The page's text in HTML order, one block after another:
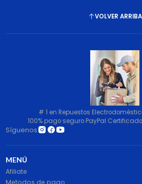
VOLVER ARRIBA
# 1 en Repuestos
100% pago seguro PayPal
Síguenos
MENÚ
Afiliate
Metodos de pago